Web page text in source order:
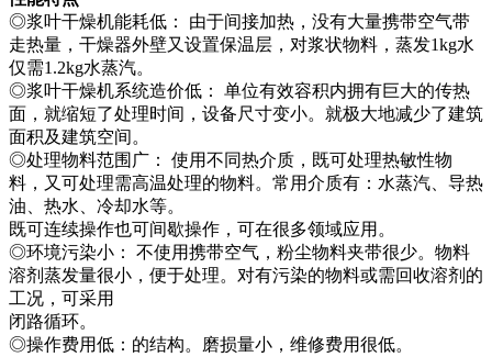
◎浆叶干燥机能耗低： 由于间接加热，没有大量携带空气带
走热量，干燥器外壁又设置保温层，对浆状物料，蒸发1kg水
仅需1.2kg水蒸汽。
◎浆叶干燥机系统造价低： 单位有效容积内拥有巨大的传热
面，就缩短了处理时间，设备尺寸变小。就极大地减少了建筑
面积及建筑空间。
◎处理物料范围广： 使用不同热介质，既可处理热敏性物
料，又可处理需高温处理的物料。常用介质有：水蒸汽、导热
油、热水、冷却水等。
既可连续操作也可间歇操作，可在很多领域应用。
◎环境污染小： 不使用携带空气，粉尘物料夹带很少。物料
溶剂蒸发量很小，便于处理。对有污染的物料或需回收溶剂的
工况，可采用
闭路循环。
◎操作费用低：的结构。磨损量小，维修费用很低。